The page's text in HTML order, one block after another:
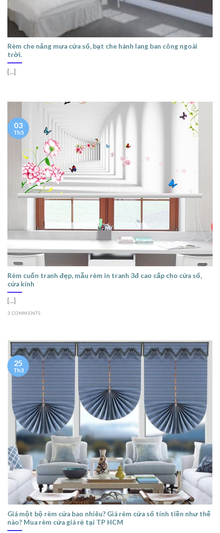
Rèm che nắng mưa cửa sổ, bạt che hành lang ban công ngoài
trời.
[...]
Rèm cuốn tranh đẹp, mẫu rèm in tranh 3đ cao cấp cho cửa sổ,
cửa kính
[...]
3 COMMENTS
03
Th5
Giá một bộ rèm cửa bao nhiêu? Giá rèm cửa sổ tính tiền như thế
nào? Mua rèm cửa giá rẻ tại TP HCM
25
Th3